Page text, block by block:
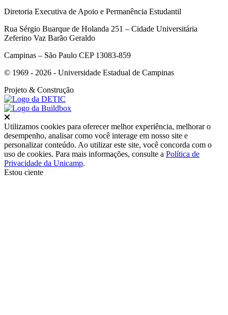
Diretoria Executiva de Apoio e Permanência Estudantil
Rua Sérgio Buarque de Holanda 251 – Cidade Universitária
Zeferino Vaz Barão Geraldo
Campinas – São Paulo CEP 13083-859
© 1969 - 2026 - Universidade Estadual de Campinas
Projeto & Construção
Utilizamos cookies para oferecer melhor experiência, melhorar o
desempenho, analisar como você interage em nosso site e
personalizar conteúdo. Ao utilizar este site, você concorda com o
uso de cookies. Para mais informações, consulte a Política de
Privacidade da Unicamp.
Estou ciente